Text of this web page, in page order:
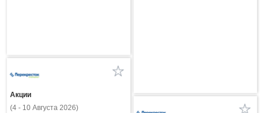
Акции
(4 - 10 Августа 2026)